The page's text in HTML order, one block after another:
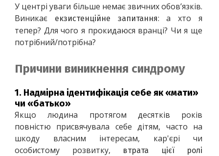
У центрі уваги більше немає звичних обов’язків.
Виникає
екзистенційне запитання: а хто я
тепер? Для чого я прокидаюся вранці? Чи я ще
потрібний/потрібна?
Причини виникнення синдрому
1. Надмірна ідентифікація себе як «мати»
чи «батько»
Якщо людина протягом десятків років
повністю присвячувала себе дітям, часто на
шкоду власним інтересам, кар'єрі чи
особистому розвитку,
втрата цієї ролі